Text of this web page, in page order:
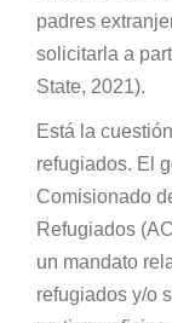
padres
solicitarla a
State, 2021).
Está la
refugiados. El
Comisionado
Refugiados
un mandato
refugiados y/o